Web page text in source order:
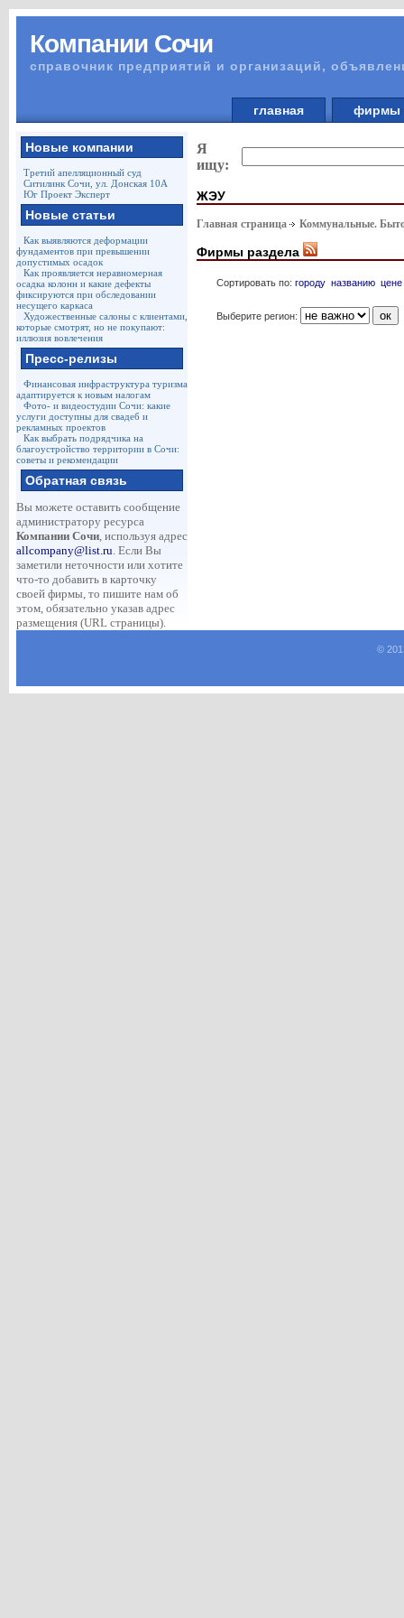
Компании Сочи
справочник предприятий и организаций,
главная
Новые компании
Третий апелляционный суд
Ситилинк Сочи, ул. Донская 10А
Юг Проект Эксперт
Новые статьи
Как выявляются деформации
фундаментов при превышении
допустимых осадок
Как проявляется неравномерная
осадка колонн и какие дефекты
фиксируются при обследовании
несущего каркаса
Художественные салоны с клиентами,
которые смотрят, но не покупают:
иллюзия вовлечения
Пресс-релизы
Финансовая инфраструктура туризма
адаптируется к новым налогам
Фото- и видеостудии Сочи: какие
услуги доступны для свадеб и
рекламных проектов
Как выбрать подрядчика на
благоустройство территории в Сочи:
советы и рекомендации
Обратная связь
Вы можете оставить сообщение
администратору ресурса
Компании Сочи, используя адрес
allcompany@list.ru. Если Вы
заметили неточности или хотите
что-то добавить в карточку
своей фирмы, то пишите нам об
этом, обязательно указав адрес
размещения (URL страницы).
Я
ищу:
ЖЭУ
Главная страница Коммунальные.
Фирмы раздела
Сортировать по: городу названию цене
Выберите регион:
©